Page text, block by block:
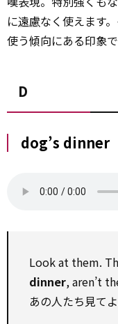
に遠慮なく使えます
使う傾向にある印象で
D
dog’s dinner
Look at them.
dinner, aren’t
あの人たち見て